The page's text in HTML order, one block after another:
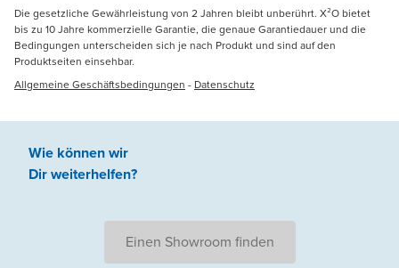
Die gesetzliche Gewährleistung von 2 Jahren bleibt unberührt. X²O bietet
bis zu 10 Jahre kommerzielle Garantie, die genaue Garantiedauer und die
Bedingungen unterscheiden sich je nach Produkt und sind auf den
Produktseiten einsehbar.
Allgemeine Geschäftsbedingungen - Datenschutz
Wie können wir
Dir weiterhelfen?
Einen Showroom finden